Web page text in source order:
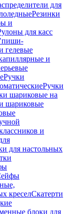
для
Резинки
и
для касс
гелевые
и
Ручки
Ручки
шариковые на
шариковые
и
для настольных
креселСкатерти
блоки для